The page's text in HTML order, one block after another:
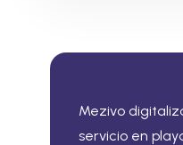
Mezivo
servicio en